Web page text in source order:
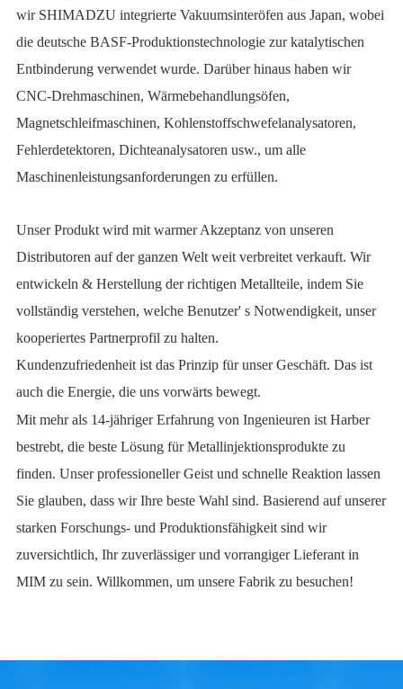
wir SHIMADZU integrierte Vakuumsinteröfen aus Japan, wobei
die deutsche BASF-Produktionstechnologie zur katalytischen
Entbinderung verwendet wurde. Darüber hinaus haben wir
CNC-Drehmaschinen, Wärmebehandlungsöfen,
Magnetschleifmaschinen, Kohlenstoffschwefelanalysatoren,
Fehlerdetektoren, Dichteanalysatoren usw., um alle
Maschinenleistungsanforderungen zu erfüllen.
Unser Produkt wird mit warmer Akzeptanz von unseren
Distributoren auf der ganzen Welt weit verbreitet verkauft. Wir
entwickeln & Herstellung der richtigen Metallteile, indem Sie
vollständig verstehen, welche Benutzer' s Notwendigkeit, unser
kooperiertes Partnerprofil zu halten.
Kundenzufriedenheit ist das Prinzip für unser Geschäft. Das ist
auch die Energie, die uns vorwärts bewegt.
Mit mehr als 14-jähriger Erfahrung von Ingenieuren ist Harber
bestrebt, die beste Lösung für Metallinjektionsprodukte zu
finden. Unser professioneller Geist und schnelle Reaktion lassen
Sie glauben, dass wir Ihre beste Wahl sind. Basierend auf unserer
starken Forschungs- und Produktionsfähigkeit sind wir
zuversichtlich, Ihr zuverlässiger und vorrangiger Lieferant in
MIM zu sein. Willkommen, um unsere Fabrik zu besuchen!